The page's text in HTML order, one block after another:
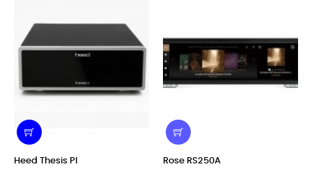
Heed Thesis PI Rose RS250A